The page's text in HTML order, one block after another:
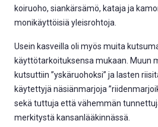
koiruoho, siankärsämö, kataja ja
monikäyttöisiä yleisrohtoja.
Usein kasveilla oli myös muita
käyttötarkoituksensa mukaan. Muun
kutsuttiin ”yskäruohoksi” ja lasten
käytettyjä näsiänmarjoja
sekä tuttuja että vähemmän
merkitystä kansanlääkinnässä.